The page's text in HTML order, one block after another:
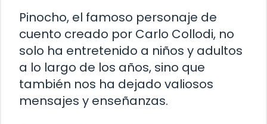
Pinocho, el famoso personaje de
cuento creado por Carlo Collodi, no
solo ha entretenido a niños y adultos
a lo largo de los años, sino que
también nos ha dejado valiosos
mensajes y enseñanzas.